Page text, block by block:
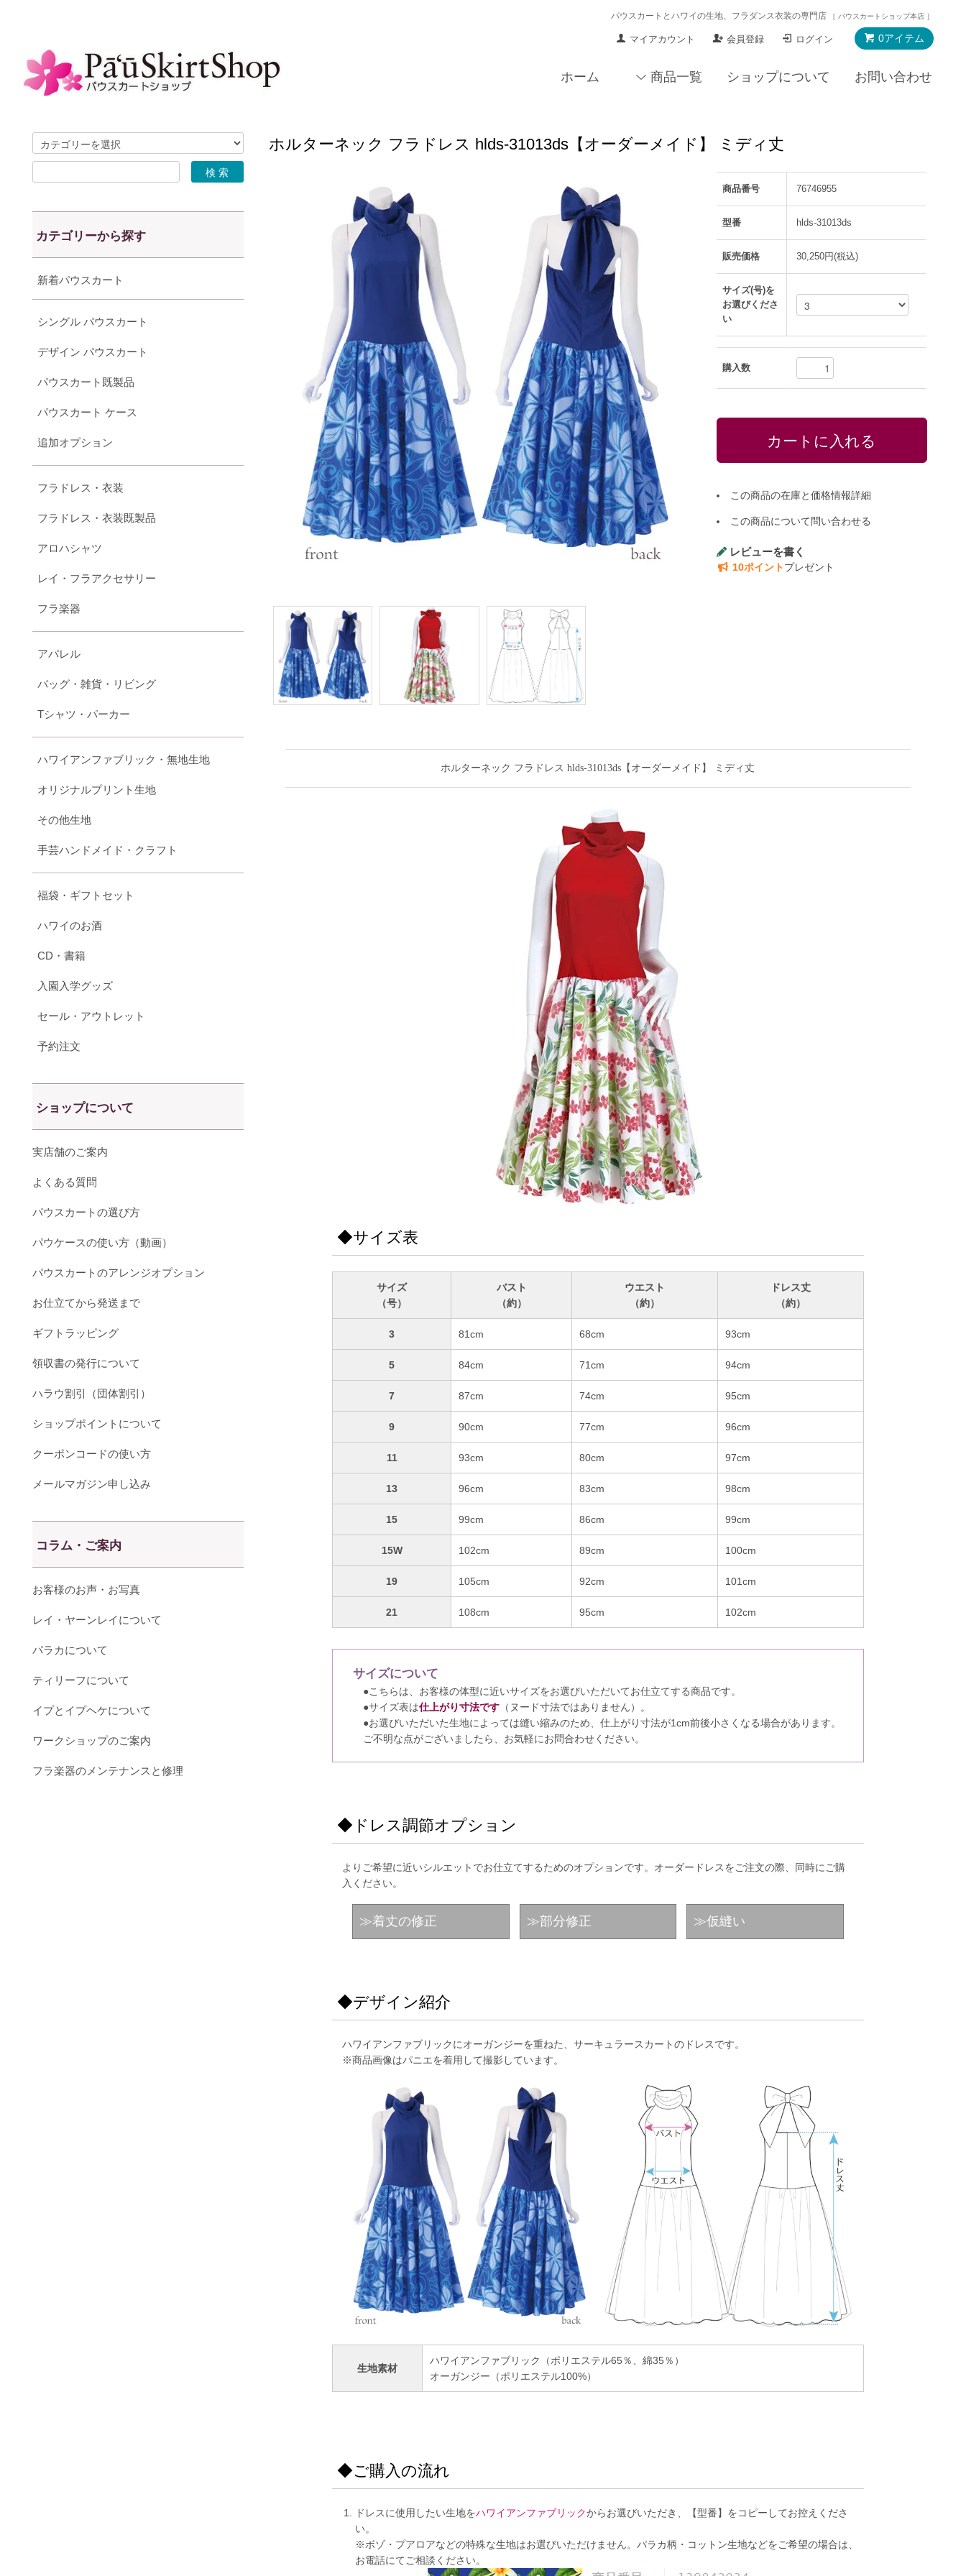
パウスカートとハワイの生地、フラダンス衣装の専門店 ［ パウスカートショップ本店 ］
0アイテム
マイアカウント 会員登録 ログイン
ホーム 商品一覧 ショップについて お問い合わせ
ホルターネック フラドレス hlds-31013ds【オーダーメイド】 ミディ丈
商品番号 76746955
型番 hlds-31013ds
販売価格 30,250円(税込)
サイズ(号)を
お選びくださ
い
購入数
この商品の在庫と価格情報詳細
この商品について問い合わせる
レビューを書く
10ポイントプレゼント
ホルターネック フラドレス hlds-31013ds【オーダーメイド】 ミディ丈
◆サイズ表
サイズ
（号）
バスト
（約）
ウエスト
（約）
ドレス丈
（約）
3 81cm 68cm 93cm
5 84cm 71cm 94cm
7 87cm 74cm 95cm
9 90cm 77cm 96cm
11 93cm 80cm 97cm
13 96cm 83cm 98cm
15 99cm 86cm 99cm
15W 102cm 89cm 100cm
19 105cm 92cm 101cm
21 108cm 95cm 102cm
サイズについて
●こちらは、お客様の体型に近いサイズをお選びいただいてお仕立てする商品です。
●サイズ表は仕上がり寸法です （ヌード寸法ではありません）。
●お選びいただいた生地によっては縫い縮みのため、仕上がり寸法が1cm前後小さくなる場合があります。
ご不明な点がございましたら、お気軽にお問合わせください。
◆ドレス調節オプション
よりご希望に近いシルエットでお仕立てするためのオプションです。オーダードレスをご注文の際、同時にご購
入ください。
≫着丈の修正 ≫部分修正 ≫仮縫い
◆デザイン紹介
ハワイアンファブリックにオーガンジーを重ねた、サーキュラースカートのドレスです。
※商品画像はパニエを着用して撮影しています。
生地素材
ハワイアンファブリック（ポリエステル65％、綿35％）
オーガンジー（ポリエステル100%）
◆ご購入の流れ
ドレスに使用したい生地をハワイアンファブリックからお選びいただき、【型番】をコピーしてお控えくださ
い。
※ボゾ・プアロアなどの特殊な生地はお選びいただけません。パラカ柄・コットン生地などをご希望の場合は、
お電話にてご相談ください。
カテゴリーから探す
新着パウスカート
シングル パウスカート
デザイン パウスカート
パウスカート既製品
パウスカート ケース
追加オプション
フラドレス・衣装
フラドレス・衣装既製品
アロハシャツ
レイ・フラアクセサリー
フラ楽器
アパレル
バッグ・雑貨・リビング
Tシャツ・パーカー
ハワイアンファブリック・無地生地
オリジナルプリント生地
その他生地
手芸ハンドメイド・クラフト
福袋・ギフトセット
ハワイのお酒
CD・書籍
入園入学グッズ
セール・アウトレット
予約注文
ショップについて
実店舗のご案内
よくある質問
パウスカートの選び方
パウケースの使い方（動画）
パウスカートのアレンジオプション
お仕立てから発送まで
ギフトラッピング
領収書の発行について
ハラウ割引（団体割引）
ショップポイントについて
クーポンコードの使い方
メールマガジン申し込み
コラム・ご案内
お客様のお声・お写真
レイ・ヤーンレイについて
パラカについて
ティリーフについて
イプとイプヘケについて
ワークショップのご案内
フラ楽器のメンテナンスと修理